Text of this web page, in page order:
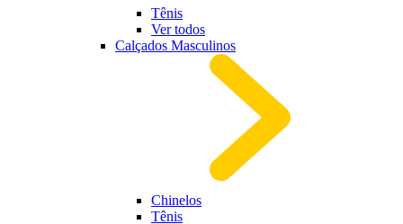
Tênis
Ver todos
Calçados Masculinos
Chinelos
Tênis